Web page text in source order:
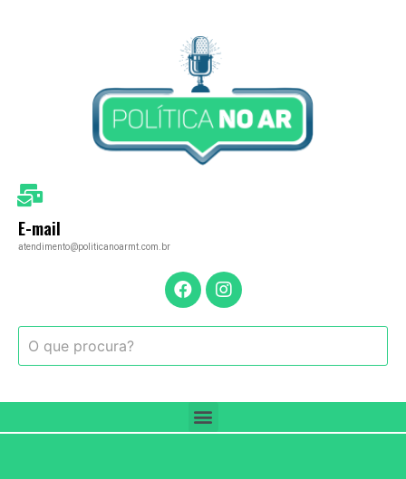
E-mail
atendimento@politicanoarmt.com.br